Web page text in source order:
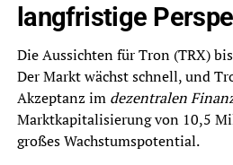
langfristige
Die Aussichten für Tron (TRX)
Der Markt wächst schnell, und
Akzeptanz im dezentralen
Marktkapitalisierung von 10,5
großes Wachstumspotential.